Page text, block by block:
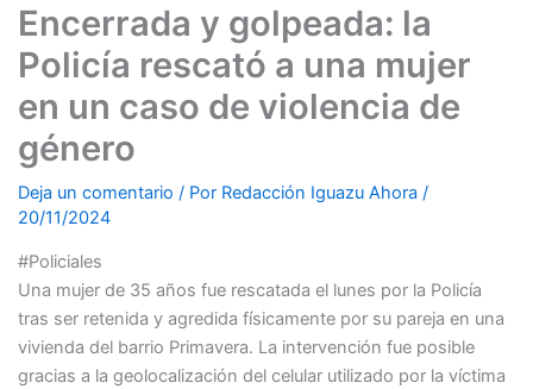
Encerrada y golpeada: la
Policía rescató a una mujer
en un caso de violencia de
género
Deja un comentario / Por Redacción Iguazu Ahora /
20/11/2024
#Policiales
Una mujer de 35 años fue rescatada el lunes por la Policía
tras ser retenida y agredida físicamente por su pareja en una
vivienda del barrio Primavera. La intervención fue posible
gracias a la geolocalización del celular utilizado por la víctima